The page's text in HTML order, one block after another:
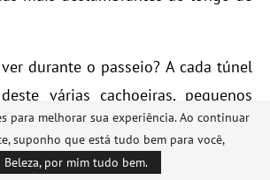
durante o passeio? A cada túnel
várias cachoeiras, pequenos
verde por todos os lados. E além
faz algumas paradas durante o
para melhorar sua experiência. Ao continuar
suponho que está tudo bem para você,
Beleza, por mim tudo bem.